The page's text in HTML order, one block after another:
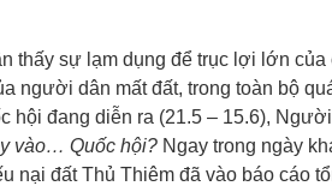
thấy sự lạm dụng để trục lợi lớn
người dân mất đất, trong toàn bộ
hội đang diễn ra (21.5 – 15.6),
vào… Quốc hội? Ngay trong ngày
nại đất Thủ Thiêm đã vào báo cáo